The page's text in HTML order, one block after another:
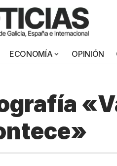
ECONOMÍA OPINIÓN